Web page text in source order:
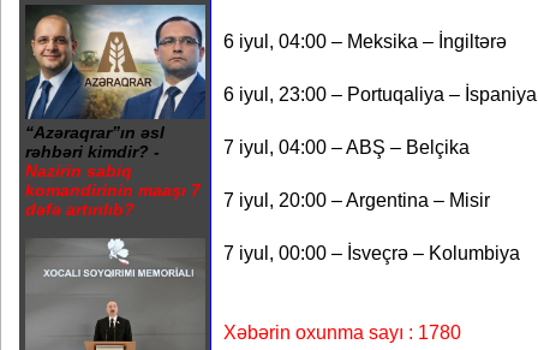
“Azəraqrar”ın əsl
rəhbəri kimdir? -
Nazirin sabiq
komandirinin maaşı 7
dəfə artırılıb?
6 iyul, 04:00 – Meksika – İngiltərə
6 iyul, 23:00 – Portuqaliya – İspaniya
7 iyul, 04:00 – ABŞ – Belçika
7 iyul, 20:00 – Argentina – Misir
7 iyul, 00:00 – İsveçrə – Kolumbiya
Xəbərin oxunma sayı : 1780